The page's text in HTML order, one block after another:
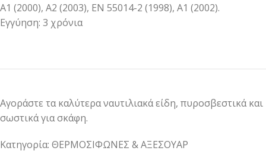
A1 (2000), A2 (2003), EN 55014-2 (1998), A1 (2002).
Εγγύηση: 3 χρόνια
Αγοράστε τα καλύτερα ναυτιλιακά είδη, πυροσβεστικά και
σωστικά για σκάφη.
Κατηγορία: ΘΕΡΜΟΣΙΦΩΝΕΣ & ΑΞΕΣΟΥΑΡ